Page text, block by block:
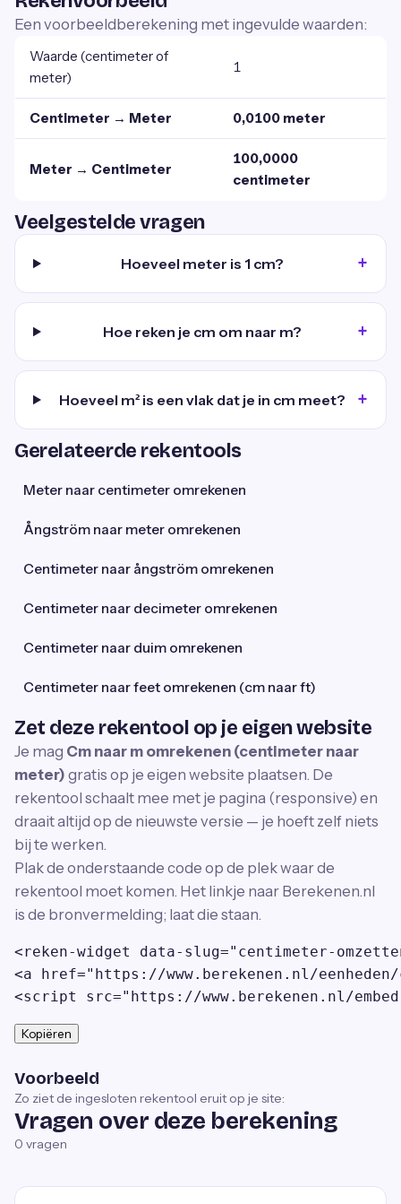
Een voorbeeldberekening met ingevulde waarden:
Waarde (centimeter of
meter)
1
Centimeter → Meter 0,0100 meter
Meter → Centimeter
100,0000
centimeter
Veelgestelde vragen
Hoeveel meter is 1 cm?
Hoe reken je cm om naar m?
Hoeveel m² is een vlak dat je in cm meet?
Gerelateerde rekentools
Meter naar centimeter omrekenen
Ångström naar meter omrekenen
Centimeter naar ångström omrekenen
Centimeter naar decimeter omrekenen
Centimeter naar duim omrekenen
Centimeter naar feet omrekenen (cm naar ft)
Zet deze rekentool op je eigen website
Je mag Cm naar m omrekenen (centimeter naar
meter) gratis op je eigen website plaatsen. De
rekentool schaalt mee met je pagina (responsive) en
draait altijd op de nieuwste versie — je hoeft zelf niets
bij te werken.
Plak de onderstaande code op de plek waar de
rekentool moet komen. Het linkje naar Berekenen.nl
is de bronvermelding; laat die staan.
<reken-widget data-slug="centimeter-
<a href="https://www.berekenen.nl/
<script src="https://www.berekenen.nl/
Kopiëren
Voorbeeld
Zo ziet de ingesloten rekentool eruit op je site:
Vragen over deze berekening
0 vragen